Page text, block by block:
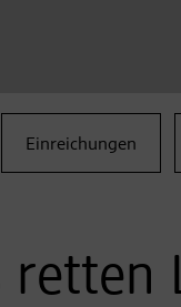
Einreichungen
retten